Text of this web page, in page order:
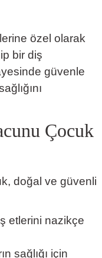
özel olarak
bir diş
güvenle
Çocuk
doğal ve güvenli
etlerini nazikçe
sağlığı için